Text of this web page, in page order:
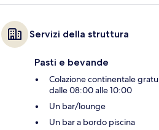
Servizi della struttura
Pasti e bevande
Colazione continentale
dalle 08:00 alle 10:00
Un bar/lounge
Un bar a bordo piscina